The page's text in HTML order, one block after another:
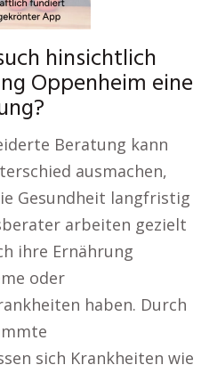
hinsichtlich
Oppenheim eine
Beratung kann
ausmachen,
Gesundheit langfristig
arbeiten gezielt
ihre Ernährung
oder
haben. Durch
sich Krankheiten wie